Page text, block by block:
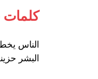
الناس
البشر